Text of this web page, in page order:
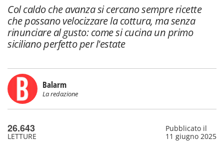
Col caldo che avanza si cercano sempre ricette
che possano velocizzare la cottura, ma senza
rinunciare al gusto: come si cucina un primo
siciliano perfetto per l'estate
Balarm
La redazione
26.643
LETTURE
Pubblicato il
11 giugno 2025